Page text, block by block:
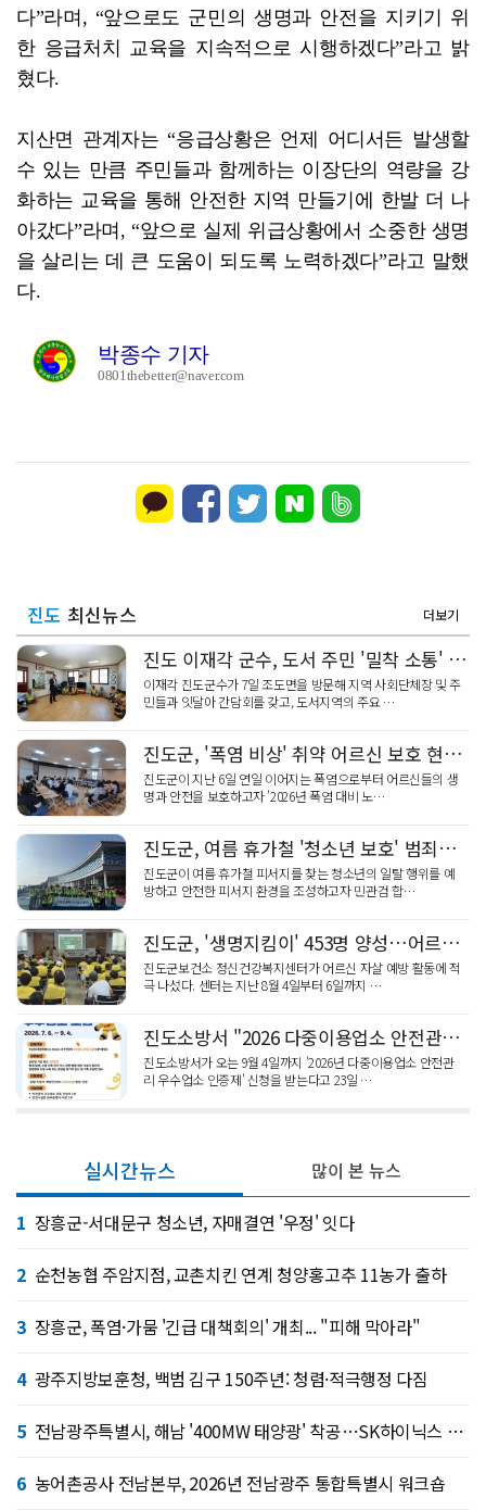
다”라며, “앞으로도 군민의 생명과 안전을 지키기 위
한 응급처치 교육을 지속적으로 시행하겠다”라고 밝
혔다.
지산면 관계자는 “응급상황은 언제 어디서든 발생할
수 있는 만큼 주민들과 함께하는 이장단의 역량을 강
화하는 교육을 통해 안전한 지역 만들기에 한발 더 나
아갔다”라며, “앞으로 실제 위급상황에서 소중한 생명
을 살리는 데 큰 도움이 되도록 노력하겠다”라고 말했
다.
박종수 기자
0801thebetter@naver.com
진도 최신뉴스 더보기
진도 이재각 군수, 도서 주민 '밀착 소통' 현장 누벼
이재각 진도군수가 7일 조도면을 방문해 지역 사회단체장 및 주
민들과 잇달아 간담회를 갖고, 도서지역의 주요 …
진도군, '폭염 비상' 취약 어르신 보호 현안 점검
진도군이 지난 6일 연일 이어지는 폭염으로부터 어르신들의 생
명과 안전을 보호하고자 '2026년 폭염 대비 노…
진도군, 여름 휴가철 '청소년 보호' 범죄예방 캠페인
진도군이 여름 휴가철 피서지를 찾는 청소년의 일탈 행위를 예
방하고 안전한 피서지 환경을 조성하고자 민관검 합…
진도군, '생명지킴이' 453명 양성…어르신 자살 예방
진도군보건소 정신건강복지센터가 어르신 자살 예방 활동에 적
극 나섰다. 센터는 지난 8월 4일부터 6일까지 …
진도소방서 "2026 다중이용업소 안전관리 우수 인증제" 신청 홍보
진도소방서가 오는 9월 4일까지 '2026년 다중이용업소 안전관
리 우수업소 인증제' 신청을 받는다고 23일 …
실시간뉴스
1 장흥군-서대문구 청소년, 자매결연 '우정' 잇다
2 순천농협 주암지점, 교촌치킨 연계 청양홍고추 11농가 출하
3 장흥군, 폭염·가뭄 '긴급 대책회의' 개최... "피해 막아라"
4 광주지방보훈청, 백범 김구 150주년: 청렴·적극행정 다짐
5 전남광주특별시, 해남 '400MW 태양광' 착공…SK하이닉스 공급
6 농어촌공사 전남본부, 2026년 전남광주 통합특별시 워크숍
많이 본 뉴스